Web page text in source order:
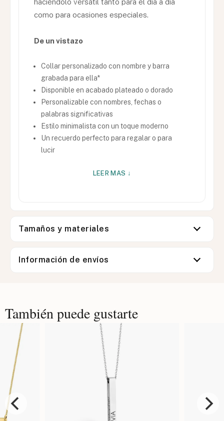
como para ocasiones especiales.
De un vistazo
Collar personalizado con nombre y barra
grabada para ella*
Disponible en acabado plateado o dorado
Personalizable con nombres, fechas o
palabras significativas
Estilo minimalista con un toque moderno
Un recuerdo perfecto para regalar o para
lucir
LEER MAS ↓
Tamaños y materiales
Información de envíos
También puede gustarte